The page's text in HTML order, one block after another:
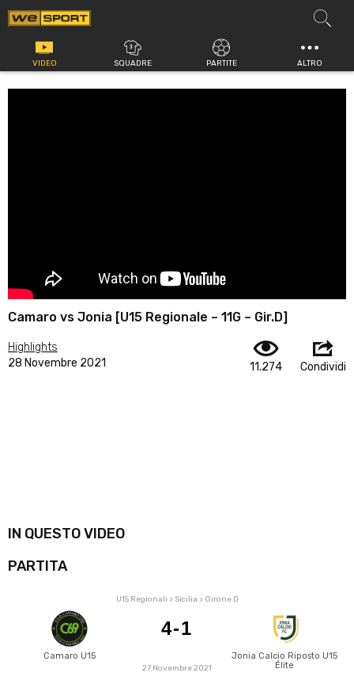
Vai
al
contenuto
VIDEO SQUADRE PARTITE ALTRO
Camaro vs Jonia [U15 Regionale – 11G – Gir.D]
Highlights
28 Novembre 2021
11.274 Condividi
IN QUESTO VIDEO
PARTITA
U15 Regionali > Sicilia > Girone D
Camaro U15
4-1
Jonia Calcio Riposto U15
Élite
27 Novembre 2021